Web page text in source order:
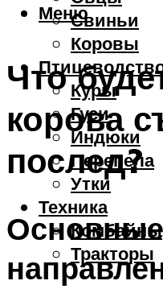
Свиньи
Коровы
Куры
Гуси
Индюки
Перепела
Утки
Техника
Комбайны
Тракторы
Меню
Что
корова
послед?
Основные